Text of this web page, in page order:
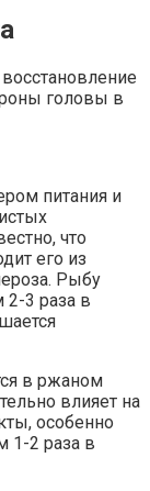
головы в
питания и
что
его из
Рыбу
3 раза в
в ржаном
влияет на
особенно
1-2 раза в